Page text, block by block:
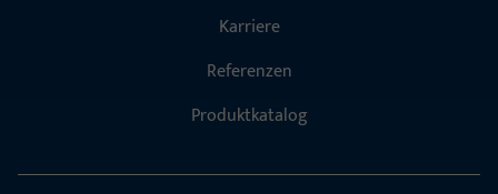
Karriere
Referenzen
Produktkatalog